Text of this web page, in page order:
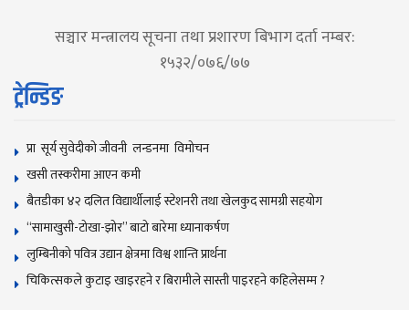
सञ्चार मन्त्रालय सूचना तथा प्रशारण बिभाग दर्ता नम्बर:
१५३२/०७६/७७
ट्रेन्डिङ
प्रा सूर्य सुवेदीको जीवनी लन्डनमा विमोचन
खसी तस्करीमा आएन कमी
बैतडीका ४२ दलित विद्यार्थीलाई स्टेशनरी तथा खेलकुद सामग्री सहयोग
“सामाखुसी-टोखा-झोर” बाटो बारेमा ध्यानाकर्षण
लुम्बिनीको पवित्र उद्यान क्षेत्रमा विश्व शान्ति प्रार्थना
चिकित्सकले कुटाइ खाइरहने र बिरामीले सास्ती पाइरहने कहिलेसम्म ?